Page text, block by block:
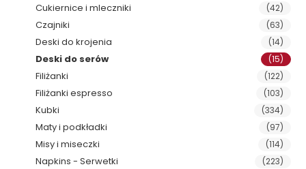
Cukiernice i mleczniki (42)
Czajniki (63)
Deski do krojenia (14)
Deski do serów (15)
Filiżanki (122)
Filiżanki espresso (103)
Kubki (334)
Maty i podkładki (97)
Misy i miseczki (114)
Napkins - Serwetki (223)